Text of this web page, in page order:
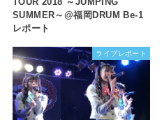
SUMMER～@福岡DRUM Be-1
レポート
ライブレポート